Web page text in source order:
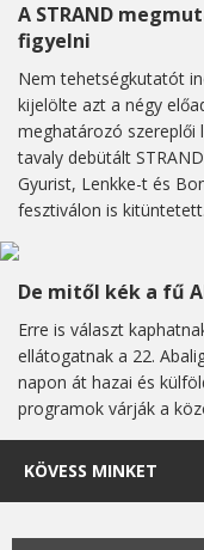
A STRAND
figyelni
Nem tehetségkutatót
kijelölte azt a négy
meghatározó szereplői
tavaly debütált
Gyurist, Lenkke-t és
fesztiválon is
De mitől kék a fű
Erre is választ
ellátogatnak a 22.
napon át hazai és
programok várják a
KÖVESS MINKET